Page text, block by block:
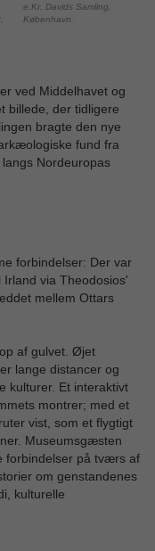
e.Kr. Davids Samling,
København.
ved Middelhavet og
billede, der tidligere
bragte den nye
fund fra
Nordeuropas
forbindelser: Der var
via Theodosios'
mellem Ottars
af gulvet. Øjet
lange distancer og
kulturer. Et interaktivt
montrer; med et
vist, som et flygtigt
Museumsgæsten
forbindelser på tværs af
om genstandenes
kulturelle